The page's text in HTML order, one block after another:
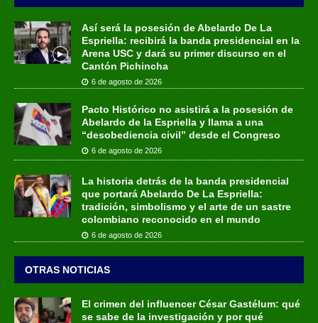
Así será la posesión de Abelardo De La
Espriella: recibirá la banda presidencial en la
Arena USC y dará su primer discurso en el
Cantón Pichincha
6 de agosto de 2026
Pacto Histórico no asistirá a la posesión de
Abelardo de la Espriella y llama a una
“desobediencia civil” desde el Congreso
6 de agosto de 2026
La historia detrás de la banda presidencial
que portará Abelardo De La Espriella:
tradición, simbolismo y el arte de un sastre
colombiano reconocido en el mundo
6 de agosto de 2026
OTRAS NOTICIAS
El crimen del influencer César Gastélum: qué
se sabe de la investigación y por qué